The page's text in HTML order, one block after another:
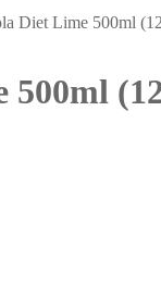
Diet Lime 500ml
500ml